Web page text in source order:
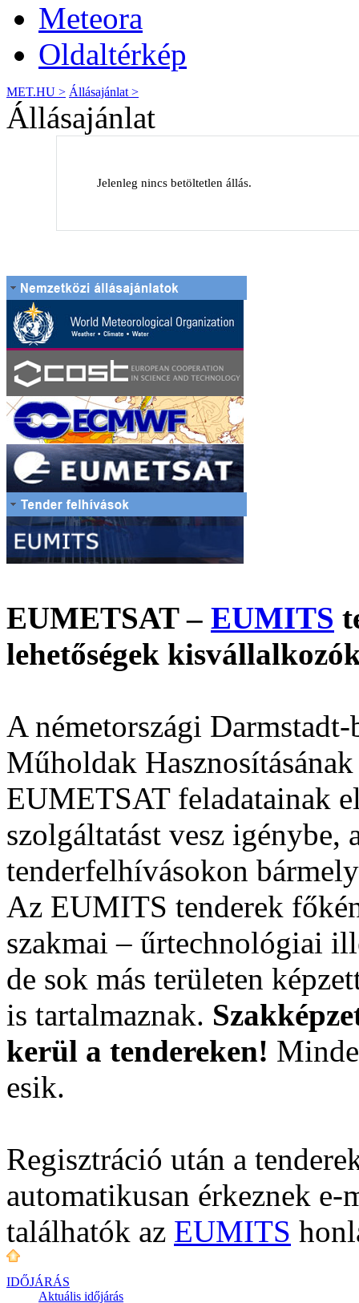
Meteora
Oldaltérkép
MET.HU > Állásajánlat >
Állásajánlat
Jelenleg nincs betöltetlen állás.
EUMETSAT – EUMITS
lehetőségek
A németországi
Műholdak
EUMETSAT feladatainak
szolgáltatást vesz igénybe,
tenderfelhívásokon
Az EUMITS tenderek
szakmai – űrtechnológiai
de sok más területen
is tartalmaznak.
kerül a tendereken!
esik.
Regisztráció után a
automatikusan érkeznek
találhatók az EUMITS
IDŐJÁRÁS
Aktuális időjárás